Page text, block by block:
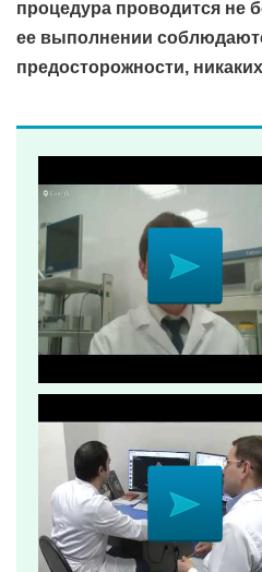
процедура проводится не
ее выполнении
предосторожности,